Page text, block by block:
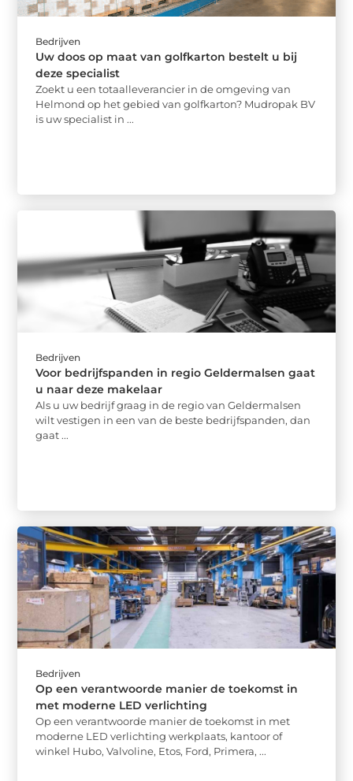
Bedrijven
Uw doos op maat van golfkarton bestelt u bij
deze specialist
Zoekt u een totaalleverancier in de omgeving van
Helmond op het gebied van golfkarton? Mudropak BV
is uw specialist in ...
Bedrijven
Voor bedrijfspanden in regio Geldermalsen gaat
u naar deze makelaar
Als u uw bedrijf graag in de regio van Geldermalsen
wilt vestigen in een van de beste bedrijfspanden, dan
gaat ...
Bedrijven
Op een verantwoorde manier de toekomst in
met moderne LED verlichting
Op een verantwoorde manier de toekomst in met
moderne LED verlichting werkplaats, kantoor of
winkel Hubo, Valvoline, Etos, Ford, Primera, ...